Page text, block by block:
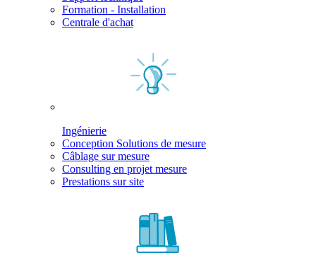
Formation - Installation
Centrale d'achat
Ingénierie
Conception Solutions de mesure
Câblage sur mesure
Consulting en projet mesure
Prestations sur site